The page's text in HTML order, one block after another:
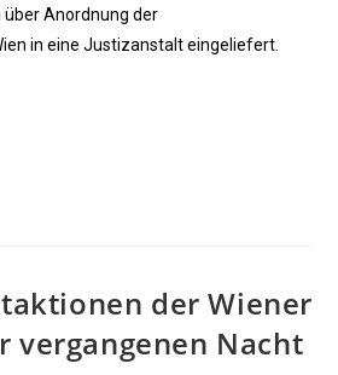
über Anordnung der
in eine Justizanstalt eingeliefert.
der Wiener
vergangenen Nacht